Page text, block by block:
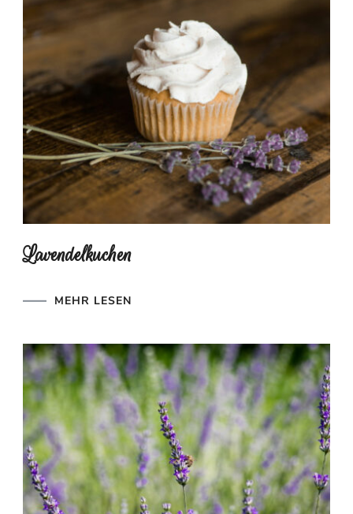
Lavendelkuchen
MEHR LESEN